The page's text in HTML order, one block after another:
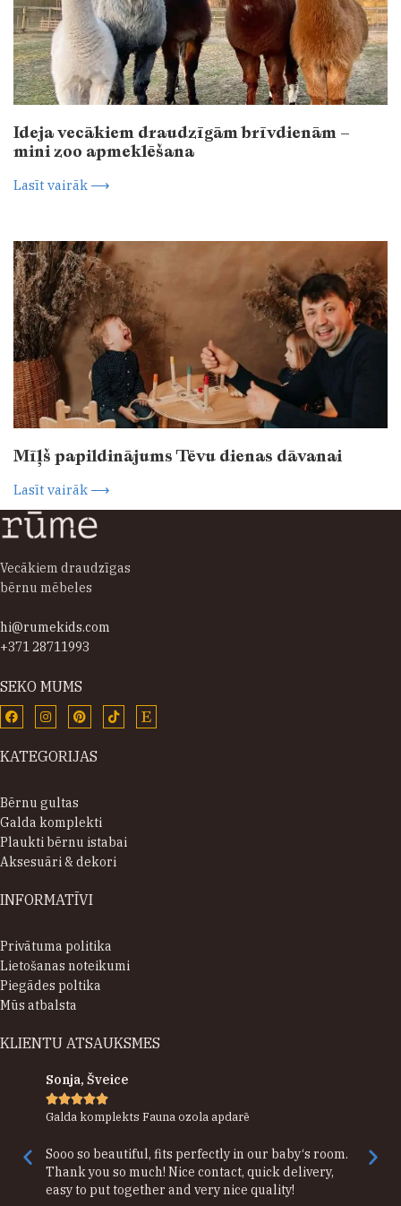
Ideja vecākiem draudzīgām brīvdienām –
mini zoo apmeklēšana
Lasīt vairāk ⟶
Mīļš papildinājums Tēvu dienas dāvanai
Lasīt vairāk ⟶
Vecākiem draudzīgas
bērnu mēbeles
hi@rumekids.com
+371 28711993
SEKO MUMS
KATEGORIJAS
Bērnu gultas
Galda komplekti
Plaukti bērnu istabai
Aksesuāri & dekori
INFORMATĪVI
Privātuma politika
Lietošanas noteikumi
Piegādes poltika
Mūs atbalsta
KLIENTU ATSAUKSMES
Sonja, Šveice

Galda komplekts Fauna ozola apdarē
Sooo so beautiful, fits perfectly in our baby‘s room.
Thank you so much! Nice contact, quick delivery,
easy to put together and very nice quality!